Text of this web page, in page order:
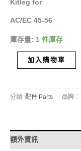
Kitleg for
AC/EC 45-56
庫存量: 1 件庫存
加入購物車
分類: 配件 Parts 品牌：
額外資訊